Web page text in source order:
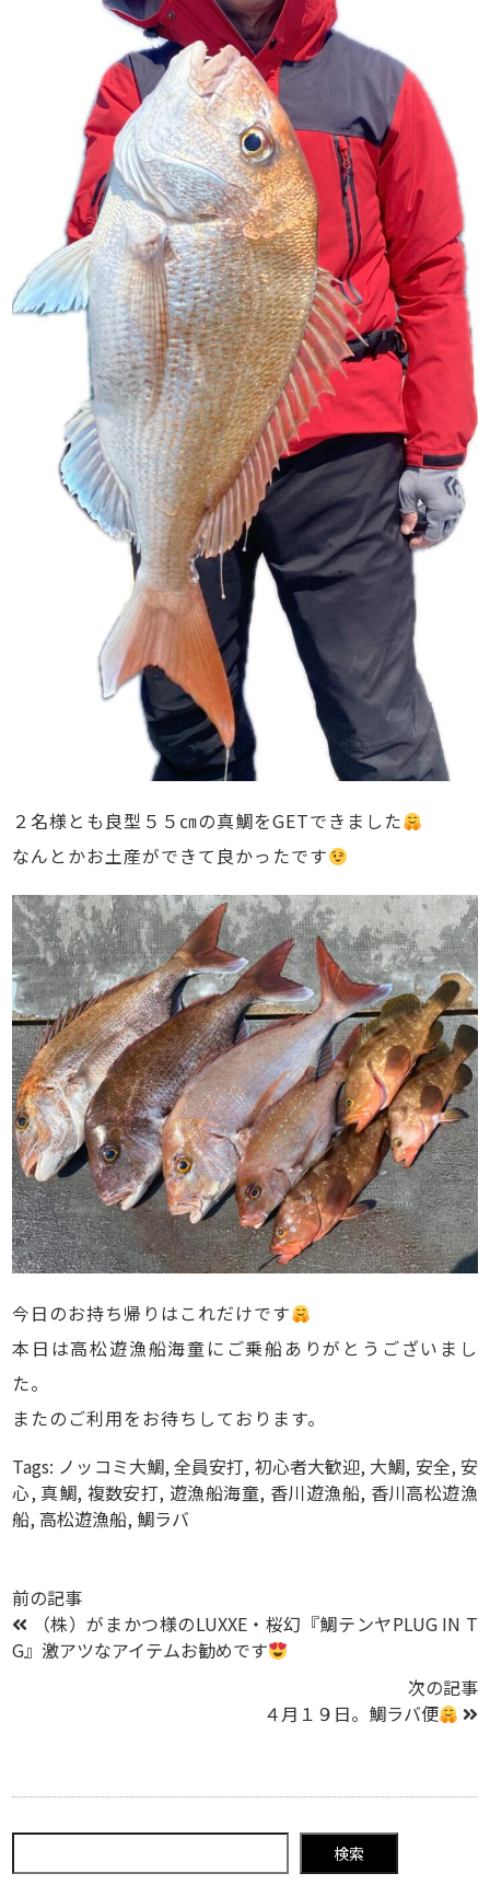
２名様とも良型５５㎝の真鯛をGETできました
なんとかお土産ができて良かったです
今日のお持ち帰りはこれだけです
本日は高松遊漁船海童にご乗船ありがとうございまし
た。
またのご利用をお待ちしております。
Tags: ノッコミ大鯛,全員安打, 初心者大歓迎, 大鯛, 安全, 安
心, 真鯛, 複数安打, 遊漁船海童, 香川遊漁船, 香川高松遊漁
船,高松遊漁船, 鯛ラバ
前の記事
（株）がまかつ様のLUXXE・桜幻『鯛テンヤPLUG IN T
G』激アツなアイテムお勧めです
次の記事
４月１９日。鯛ラバ便
検索